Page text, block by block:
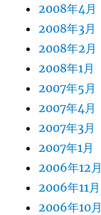
2008年4月
2008年3月
2008年2月
2008年1月
2007年5月
2007年4月
2007年3月
2007年1月
2006年12月
2006年11月
2006年10月